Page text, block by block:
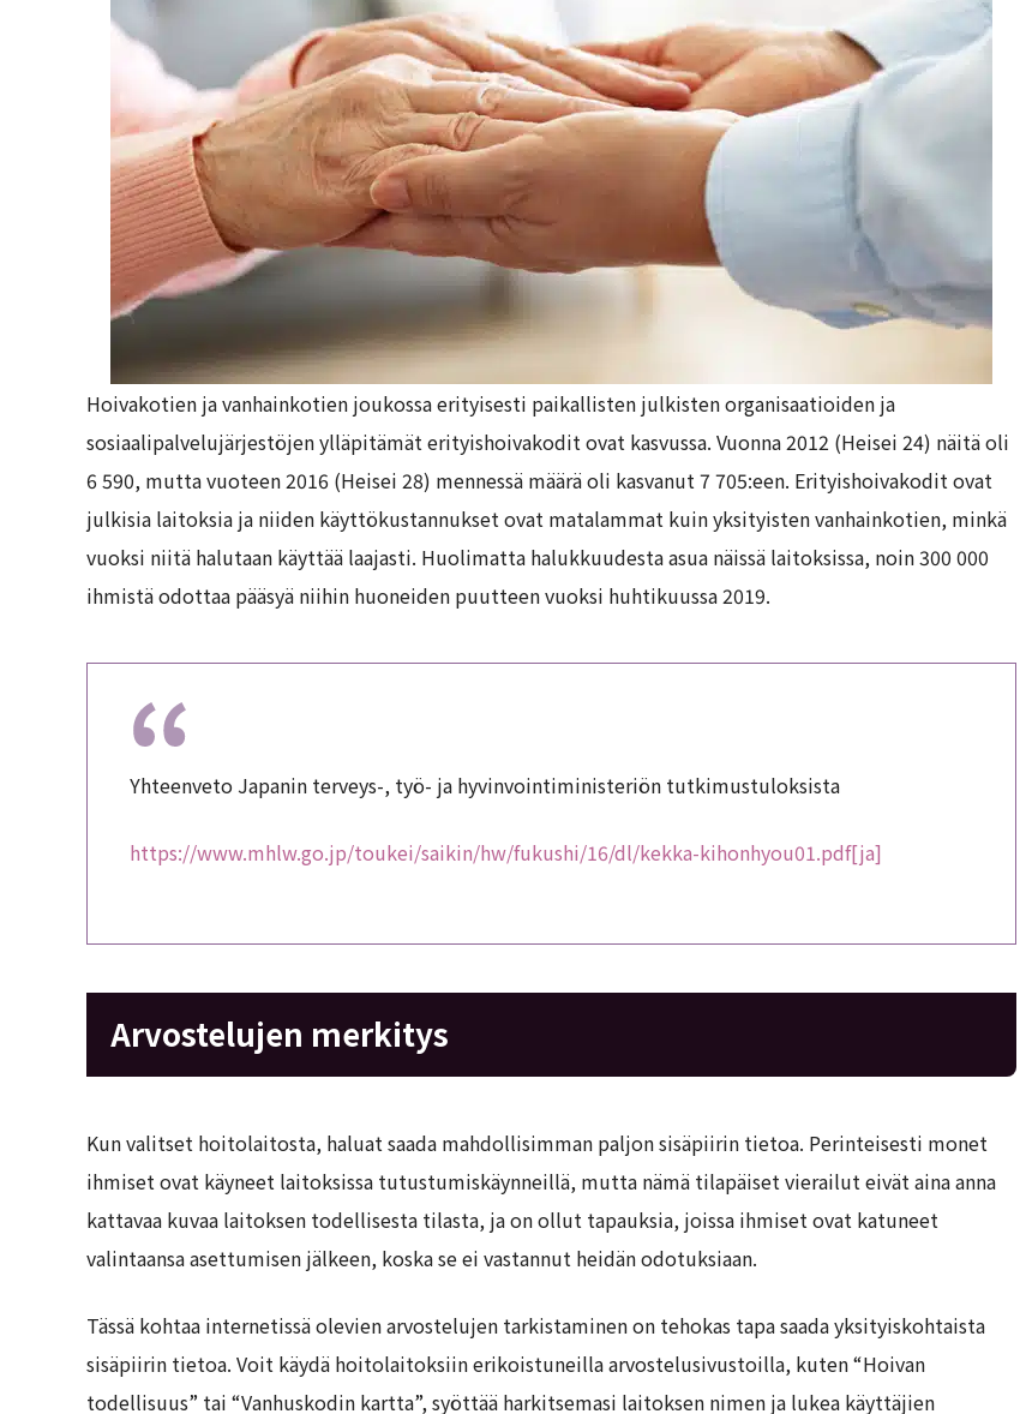
Hoivakotien ja vanhainkotien joukossa erityisesti paikallisten julkisten organisaatioiden ja
sosiaalipalvelujärjestöjen ylläpitämät erityishoivakodit ovat kasvussa. Vuonna 2012 (Heisei 24) näitä oli
6 590, mutta vuoteen 2016 (Heisei 28) mennessä määrä oli kasvanut 7 705:een. Erityishoivakodit ovat
julkisia laitoksia ja niiden käyttökustannukset ovat matalammat kuin yksityisten vanhainkotien, minkä
vuoksi niitä halutaan käyttää laajasti. Huolimatta halukkuudesta asua näissä laitoksissa, noin 300 000
ihmistä odottaa pääsyä niihin huoneiden puutteen vuoksi huhtikuussa 2019.
Yhteenveto Japanin terveys-, työ- ja hyvinvointiministeriön tutkimustuloksista
https://www.mhlw.go.jp/toukei/saikin/hw/fukushi/16/dl/kekka-kihonhyou01.pdf[ja]
Arvostelujen merkitys
Kun valitset hoitolaitosta, haluat saada mahdollisimman paljon sisäpiirin tietoa. Perinteisesti monet
ihmiset ovat käyneet laitoksissa tutustumiskäynneillä, mutta nämä tilapäiset vierailut eivät aina anna
kattavaa kuvaa laitoksen todellisesta tilasta, ja on ollut tapauksia, joissa ihmiset ovat katuneet
valintaansa asettumisen jälkeen, koska se ei vastannut heidän odotuksiaan.
Tässä kohtaa internetissä olevien arvostelujen tarkistaminen on tehokas tapa saada yksityiskohtaista
sisäpiirin tietoa. Voit käydä hoitolaitoksiin erikoistuneilla arvostelusivustoilla, kuten “Hoivan
todellisuus” tai “Vanhuskodin kartta”, syöttää harkitsemasi laitoksen nimen ja lukea käyttäjien